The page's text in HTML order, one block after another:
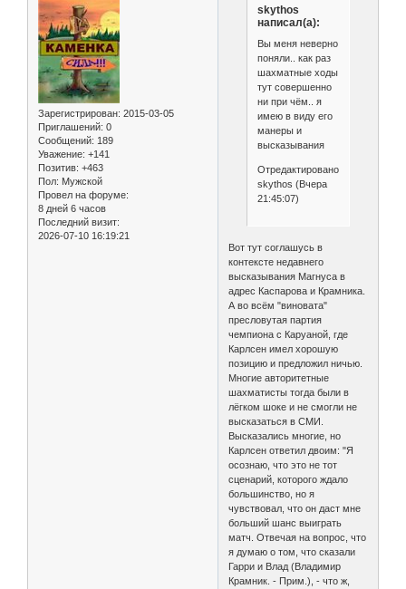
Зарегистрирован: 2015-03-05
Приглашений: 0
Сообщений: 189
Уважение: +141
Позитив: +463
Пол: Мужской
Провел на форуме:
8 дней 6 часов
Последний визит:
2026-07-10 16:19:21
skythos
написал(а):
Вы меня неверно
поняли.. как раз
шахматные ходы
тут совершенно
ни при чём.. я
имею в виду его
манеры и
высказывания
Отредактировано
skythos (Вчера
21:45:07)
Вот тут соглашусь в
контексте недавнего
высказывания Магнуса в
адрес Каспарова и Крамника.
А во всём "виновата"
пресловутая партия
чемпиона с Каруаной, где
Карлсен имел хорошую
позицию и предложил ничью.
Многие авторитетные
шахматисты тогда были в
лёгком шоке и не смогли не
высказаться в СМИ.
Высказались многие, но
Карлсен ответил двоим: "Я
осознаю, что это не тот
сценарий, которого ждало
большинство, но я
чувствовал, что он даст мне
больший шанс выиграть
матч. Отвечая на вопрос, что
я думаю о том, что сказали
Гарри и Влад (Владимир
Крамник. - Прим.), - что ж,